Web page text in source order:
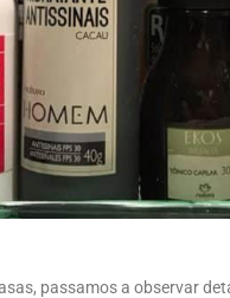
passamos a observar